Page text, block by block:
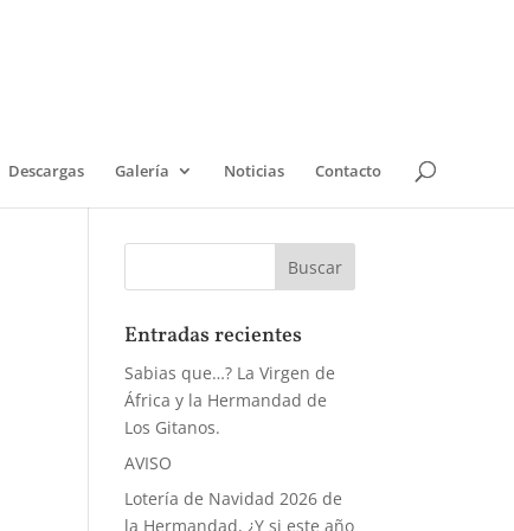
Descargas Galería Noticias Contacto
Entradas recientes
Sabias que…? La Virgen de
África y la Hermandad de
Los Gitanos.
AVISO
Lotería de Navidad 2026 de
la Hermandad, ¿Y si este año